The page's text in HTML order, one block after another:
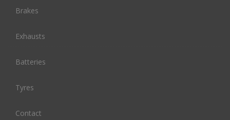
Brakes
Exhausts
Batteries
Tyres
Contact